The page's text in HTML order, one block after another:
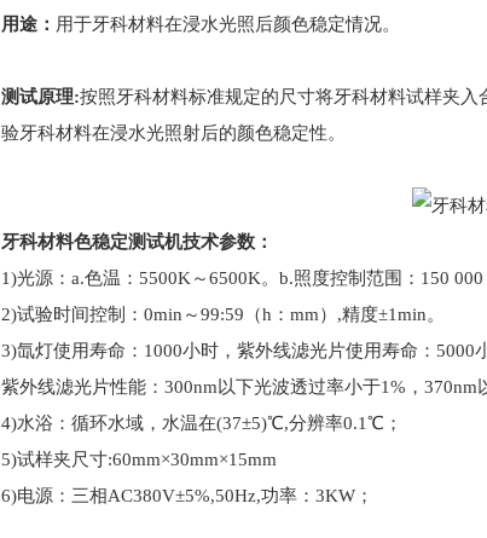
用途： 用于牙科材料在浸水光照后颜色稳定情况。
测试原理:按照牙科材料标准规定的尺寸将牙科材料试样夹
验牙科材料在浸水光照射后的颜色稳定性。
牙科材料色稳定测试机技术参数：
1)光源：a.色温：5500K～6500K。b.照度控制范围：150
2)试验时间控制：0min～99:59（h：mm）,精度±1min。
3)氙灯使用寿命：1000小时，紫外线滤光片使用寿命：5000
紫外线滤光片性能：300nm以下光波透过率小于1%，370nm
4)水浴：循环水域，水温在(37±5)℃,分辨率0.1℃；
5)试样夹尺寸:60mm×30mm×15mm
6)电源：三相AC380V±5%,50Hz,功率：3KW；